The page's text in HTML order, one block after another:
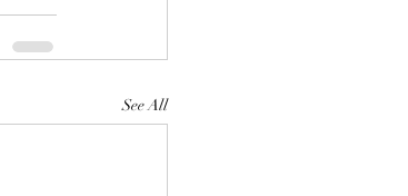
See All